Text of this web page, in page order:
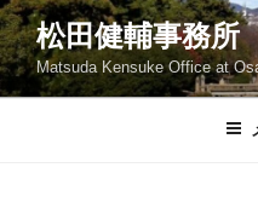
コ
ン
テ
ン
松田健輔事務所
Matsuda Kensuke Office at